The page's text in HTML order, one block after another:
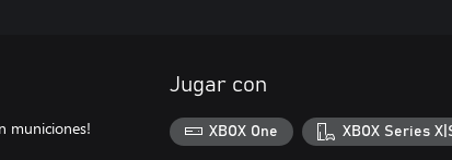
municiones!
Jugar con
XBOX One XBOX Series